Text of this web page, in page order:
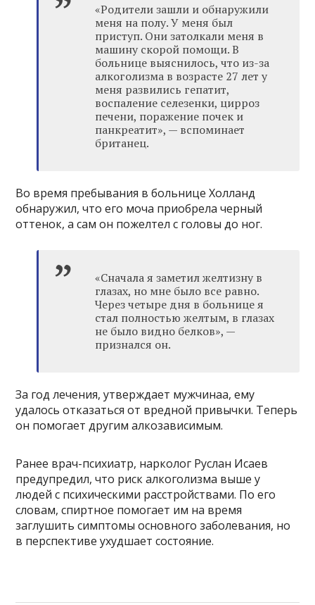
«Родители зашли и обнаружили
меня на полу. У меня был
приступ. Они затолкали меня в
машину скорой помощи. В
больнице выяснилось, что из-за
алкоголизма в возрасте 27 лет у
меня развились гепатит,
воспаление селезенки, цирроз
печени, поражение почек и
панкреатит», — вспоминает
британец.
Во время пребывания в больнице Холланд
обнаружил, что его моча приобрела черный
оттенок, а сам он пожелтел с головы до ног.
«Сначала я заметил желтизну в
глазах, но мне было все равно.
Через четыре дня в больнице я
стал полностью желтым, в глазах
не было видно белков», —
признался он.
За год лечения, утверждает мужчинаа, ему
удалось отказаться от вредной привычки. Теперь
он помогает другим алкозависимым.
Ранее врач-психиатр, нарколог Руслан Исаев
предупредил, что риск алкоголизма выше у
людей с психическими расстройствами. По его
словам, спиртное помогает им на время
заглушить симптомы основного заболевания, но
в перспективе ухудшает состояние.